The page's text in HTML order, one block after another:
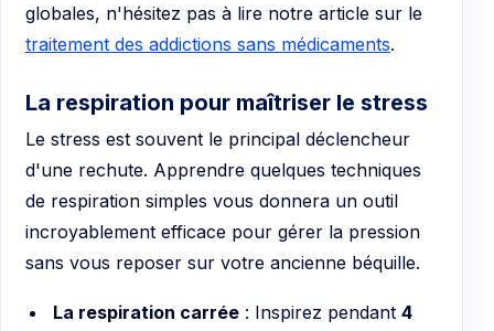
globales, n'hésitez pas à lire notre article sur le
traitement des addictions sans médicaments.
La respiration pour maîtriser le stress
Le stress est souvent le principal déclencheur
d'une rechute. Apprendre quelques techniques
de respiration simples vous donnera un outil
incroyablement efficace pour gérer la pression
sans vous reposer sur votre ancienne béquille.
La respiration carrée: Inspirez pendant 4